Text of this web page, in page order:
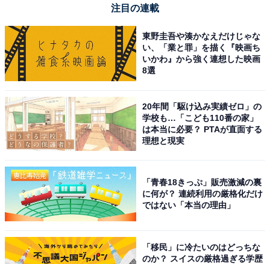
2
注目の連載
東野圭吾や湊かなえだけじゃな
い、「業と罪」を描く『映画ち
いかわ』から強く連想した映画
8選
20年間「駆け込み実績ゼロ」の
学校も…「こども110番の家」
は本当に必要？ PTAが直面する
理想と現実
「青春18きっぷ」販売激減の裏
に何が？ 連続利用の厳格化だけ
ではない「本当の理由」
「移民」に冷たいのはどっちな
のか？ スイスの厳格過ぎる学歴